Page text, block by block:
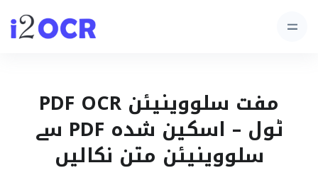
مفت سلووینیئن PDF OCR
ٹول – اسکین شدہ PDF سے
سلووینیئن متن نکالیں